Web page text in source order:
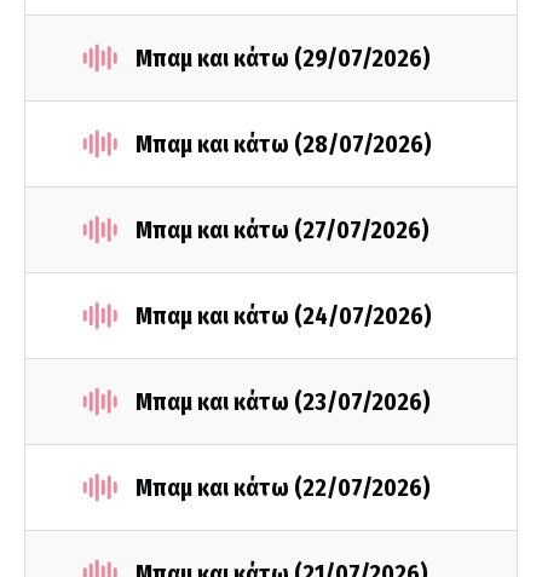
Μπαμ και κάτω (29/07/2026)
Μπαμ και κάτω (28/07/2026)
Μπαμ και κάτω (27/07/2026)
Μπαμ και κάτω (24/07/2026)
Μπαμ και κάτω (23/07/2026)
Μπαμ και κάτω (22/07/2026)